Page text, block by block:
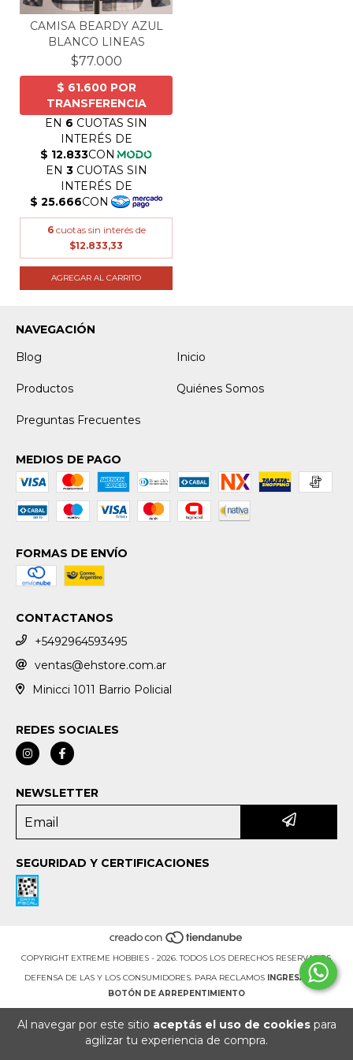
Al navegar por este sitio aceptás el uso de cookiespara
agilizar tu experiencia de compra.
CAMISA BEARDY AZUL
BLANCO LINEAS
$77.000
6 cuotas sin interés de
$12.833,33
AGREGAR AL CARRITO
NAVEGACIÓN
Blog
Inicio
Productos Quiénes Somos
Preguntas Frecuentes
MEDIOS DE PAGO
FORMAS DE ENVÍO
CONTACTANOS
+5492964593495
ventas@ehstore.com.ar
Minicci 1011 Barrio Policial
REDES SOCIALES
NEWSLETTER
SEGURIDAD Y CERTIFICACIONES
COPYRIGHT EXTREME HOBBIES - 2026. TODOS LOS DERECHOS RESERVADOS.
DEFENSA DE LAS Y LOS CONSUMIDORES. PARA RECLAMOS
INGRESÁ ACÁ.
BOTÓN DE ARREPENTIMIENTO